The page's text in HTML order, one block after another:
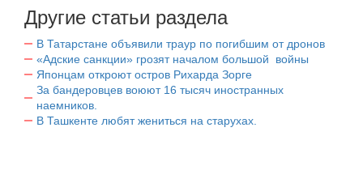
Другие статьи раздела
В Татарстане объявили траур по погибшим от дронов
«Адские санкции» грозят началом большой войны
Японцам откроют остров Рихарда Зорге
За бандеровцев воюют 16 тысяч иностранных
наемников.
В Ташкенте любят жениться на старухах.